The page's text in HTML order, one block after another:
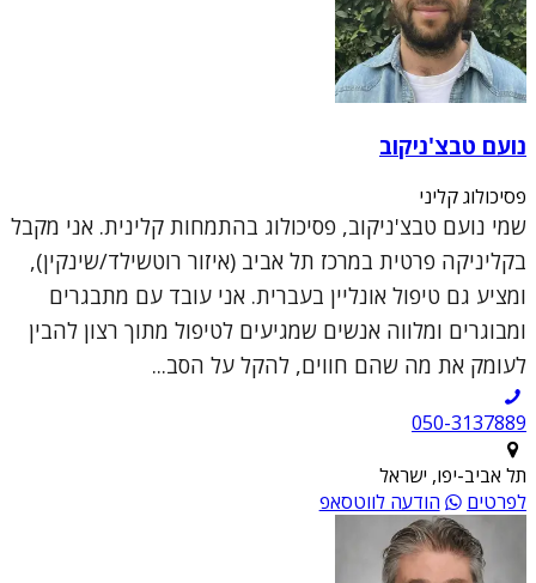
נועם טבצ'ניקוב
פסיכולוג קליני
שמי נועם טבצ'ניקוב, פסיכולוג בהתמחות קלינית. אני מקבל
בקליניקה פרטית במרכז תל אביב (איזור רוטשילד/שינקין),
ומציע גם טיפול אונליין בעברית. אני עובד עם מתבגרים
ומבוגרים ומלווה אנשים שמגיעים לטיפול מתוך רצון להבין
לעומק את מה שהם חווים, להקל על הסב...
050-3137889
תל אביב-יפו, ישראל
לפרטים
הודעה לווטסאפ